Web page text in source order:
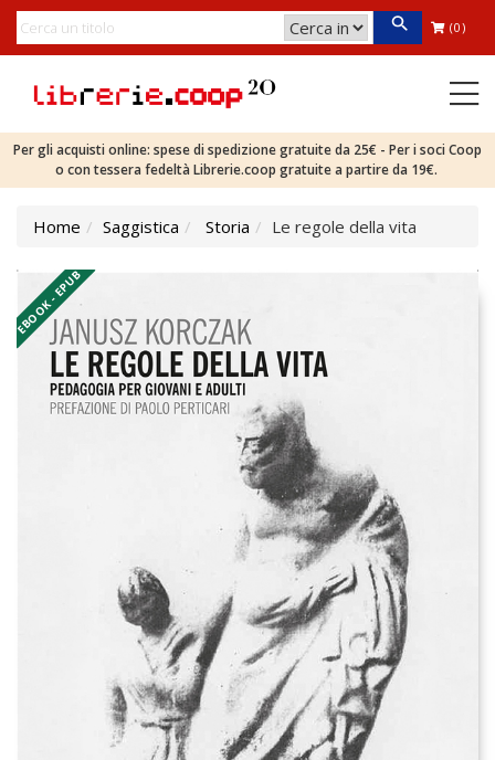
(0)
Per gli acquisti online: spese di spedizione gratuite da 25€ - Per i soci Coop
o con tessera fedeltà Librerie.coop gratuite a partire da 19€.
Home Saggistica Storia Le regole della vita
EBOOK - EPUB